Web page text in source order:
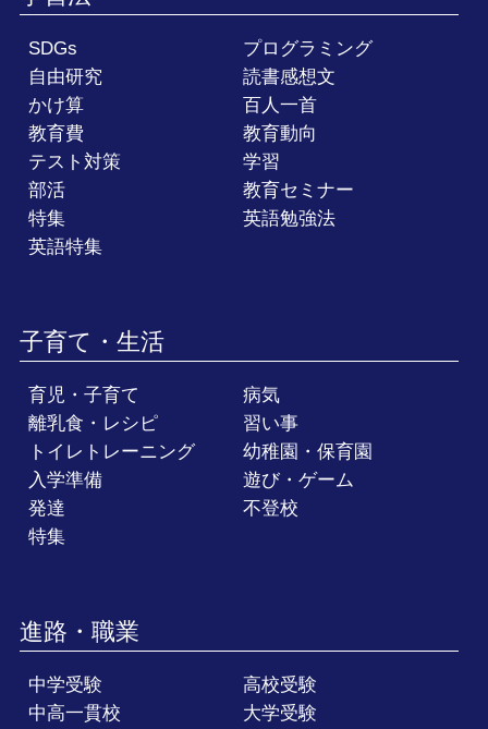
SDGs
プログラミング
自由研究
読書感想文
かけ算
百人一首
教育費
教育動向
テスト対策
学習
部活
教育セミナー
特集
英語勉強法
英語特集
子育て・生活
育児・子育て
病気
離乳食・レシピ
習い事
トイレトレーニング
幼稚園・保育園
入学準備
遊び・ゲーム
発達
不登校
特集
進路・職業
中学受験
高校受験
中高一貫校
大学受験